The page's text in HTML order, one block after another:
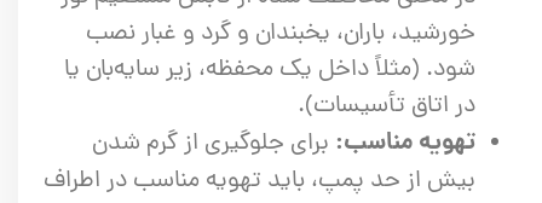
خورشید، باران، یخبندان و گرد و غبار نصب
شود. (مثلاً داخل یک محفظه، زیر سایه‌بان یا
در اتاق تأسیسات).
تهویه مناسب: برای جلوگیری از گرم شدن
بیش از حد پمپ، باید تهویه مناسب در اطراف